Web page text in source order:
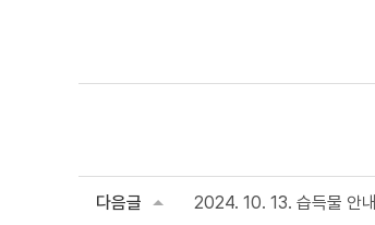
다음글 2024. 10. 13. 습득물 안내